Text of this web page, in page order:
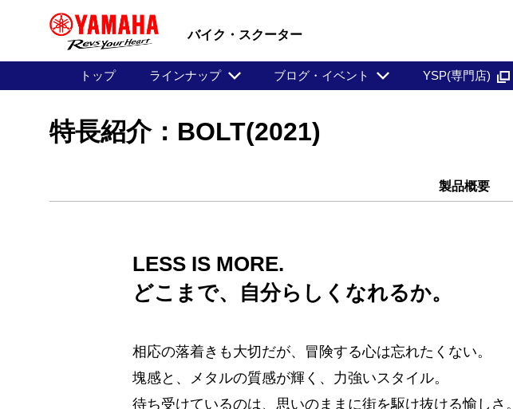
バイク・スクーター
トップ ラインナップ ブログ・イベント YSP(専門店)
特長紹介：BOLT(2021)
製品概要
LESS IS MORE.
どこまで、自分らしくなれるか。
相応の落着きも大切だが、冒険する心は忘れたくない。
塊感と、メタルの質感が輝く、力強いスタイル。
待ち受けているのは、思いのままに街を駆け抜ける愉しさ。